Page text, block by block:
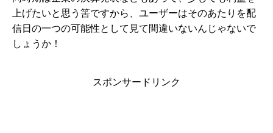
上げたいと思う筈ですから、ユーザーはそのあたりを配
信日の一つの可能性として見て間違いないんじゃないで
しょうか！
スポンサードリンク